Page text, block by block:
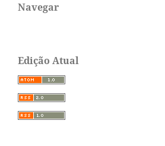
Navegar
Edição Atual